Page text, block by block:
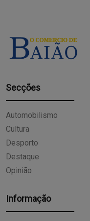
Secções
Automobilismo
Cultura
Desporto
Destaque
Opinião
Informação